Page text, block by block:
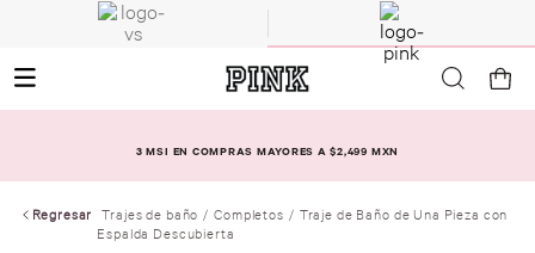
3 MSI EN COMPRAS MAYORES A $2,499 MXN
Regresar Trajes de baño Completos
Traje de Baño de Una Pieza con
Espalda Descubierta